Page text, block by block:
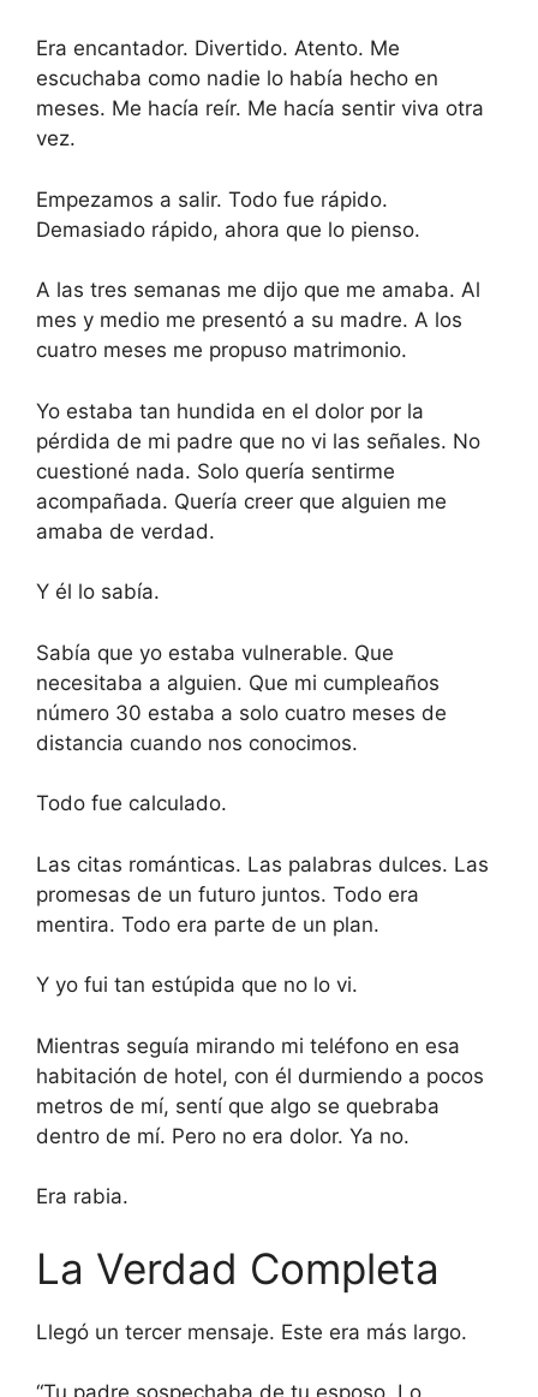
Era encantador. Divertido. Atento. Me
escuchaba como nadie lo había hecho en
meses. Me hacía reír. Me hacía sentir viva otra
vez.
Empezamos a salir. Todo fue rápido.
Demasiado rápido, ahora que lo pienso.
A las tres semanas me dijo que me amaba. Al
mes y medio me presentó a su madre. A los
cuatro meses me propuso matrimonio.
Yo estaba tan hundida en el dolor por la
pérdida de mi padre que no vi las señales. No
cuestioné nada. Solo quería sentirme
acompañada. Quería creer que alguien me
amaba de verdad.
Y él lo sabía.
Sabía que yo estaba vulnerable. Que
necesitaba a alguien. Que mi cumpleaños
número 30 estaba a solo cuatro meses de
distancia cuando nos conocimos.
Todo fue calculado.
Las citas románticas. Las palabras dulces. Las
promesas de un futuro juntos. Todo era
mentira. Todo era parte de un plan.
Y yo fui tan estúpida que no lo vi.
Mientras seguía mirando mi teléfono en esa
habitación de hotel, con él durmiendo a pocos
metros de mí, sentí que algo se quebraba
dentro de mí. Pero no era dolor. Ya no.
Era rabia.
La Verdad Completa
Llegó un tercer mensaje. Este era más largo.